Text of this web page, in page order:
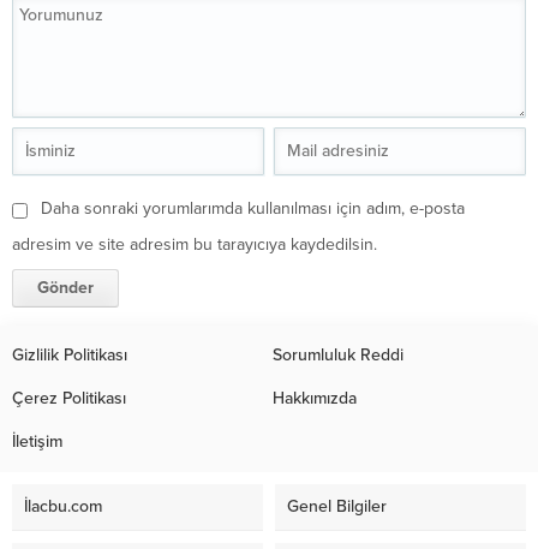
Daha sonraki yorumlarımda kullanılması için adım, e-posta
adresim ve site adresim bu tarayıcıya kaydedilsin.
Gizlilik Politikası Sorumluluk Reddi
Çerez Politikası Hakkımızda
İletişim
İlacbu.com Genel Bilgiler